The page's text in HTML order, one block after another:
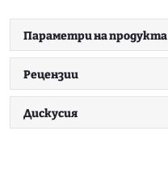
Параметри на продукта
Рецензии
Дискусия